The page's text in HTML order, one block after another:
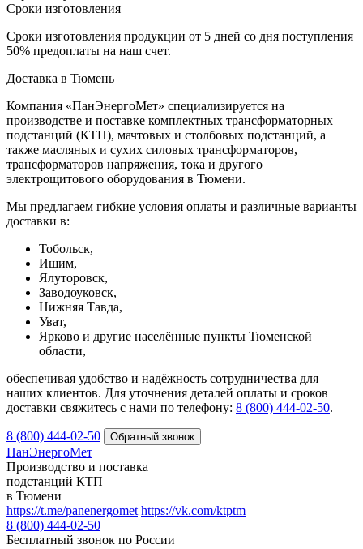
Сроки изготовления
Сроки изготовления продукции от 5 дней со дня поступления
50% предоплаты на наш счет.
Доставка в Тюмень
Компания «ПанЭнергоМет» специализируется на
производстве и поставке комплектных трансформаторных
подстанций (КТП), мачтовых и столбовых подстанций, а
также масляных и сухих силовых трансформаторов,
трансформаторов напряжения, тока и другого
электрощитового оборудования в Тюмени.
Мы предлагаем гибкие условия оплаты и различные варианты
доставки в:
Тобольск,
Ишим,
Ялуторовск,
Заводоуковск,
Нижняя Тавда,
Уват,
Ярково и другие населённые пункты Тюменской
области,
обеспечивая удобство и надёжность сотрудничества для
наших клиентов. Для уточнения деталей оплаты и сроков
доставки свяжитесь с нами по телефону: 8 (800) 444-02-50.
8 (800) 444-02-50
ПанЭнергоМет
Производство и поставка
подстанций КТП
в Тюмени
https://t.me/panenergomet https://vk.com/ktptm
8 (800) 444-02-50
Бесплатный звонок по России